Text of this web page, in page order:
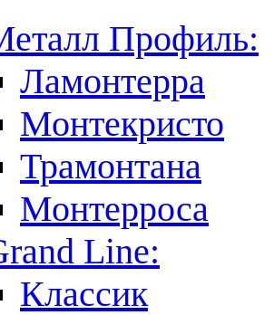
Профиль:
Ламонтерра
Монтекристо
Трамонтана
Монтерроса
Line:
Классик